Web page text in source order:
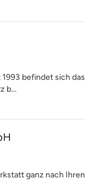
Sternen
befindet sich das
b...
Sternen
ganz nach Ihren